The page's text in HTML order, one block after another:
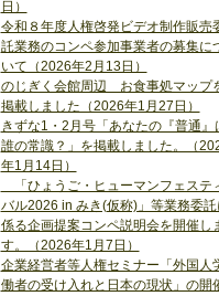
日）
令和８年度人権啓発ビデオ制作販売
託業務のコンペ参加事業者の募集に
いて（2026年2月13日）
のじぎく会館周辺 お食事処マップ
掲載しました（2026年1月27日）
きずな1・2月号「あなたの『普通』
誰の常識？」を掲載しました。（
年1月14日）
「ひょうご・ヒューマンフェステ
バル2026 in みき(仮称)」等業務委託
係る企画提案コンペ説明会を開催し
す。（2026年1月7日）
企業経営者等人権セミナー「外国人
働者の受け入れと日本の現状」の開